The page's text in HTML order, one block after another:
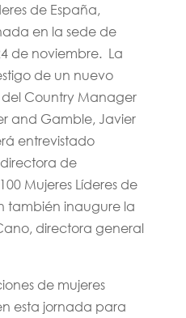
de España,
en la sede de
de noviembre. La
de un nuevo
Country Manager
and Gamble, Javier
entrevistado
de
Mujeres Líderes de
también inaugure la
directora general
de mujeres
esta jornada para